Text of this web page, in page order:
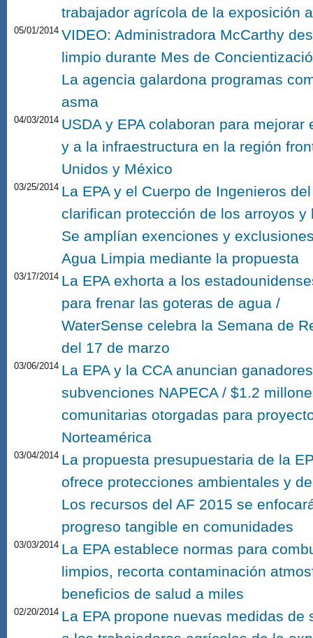
trabajador agrícola de la exposición
05/01/2014 VIDEO: Administradora McCarthy
limpio durante Mes de
La agencia galardona programas
asma
04/03/2014 USDA y EPA colaboran para
y a la infraestructura en la región
Unidos y México
03/25/2014 La EPA y el Cuerpo de Ingenieros
clarifican protección de los arroyos
Se amplían exenciones y
Agua Limpia mediante la propuesta
03/17/2014 La EPA exhorta a los
para frenar las goteras de agua /
WaterSense celebra la Semana de
del 17 de marzo
03/06/2014 La EPA y la CCA anuncian
subvenciones NAPECA / $1.2
comunitarias otorgadas para
Norteamérica
03/04/2014 La propuesta presupuestaria de la
ofrece protecciones ambientales y
Los recursos del AF 2015 se
progreso tangible en comunidades
03/03/2014 La EPA establece normas para
limpios, recorta contaminación
beneficios de salud a miles
02/20/2014 La EPA propone nuevas medidas de